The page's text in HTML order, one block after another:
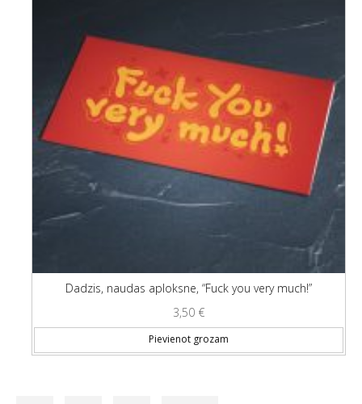
Dadzis, naudas aploksne, “Fuck you very much!”
3,50 €
Pievienot grozam